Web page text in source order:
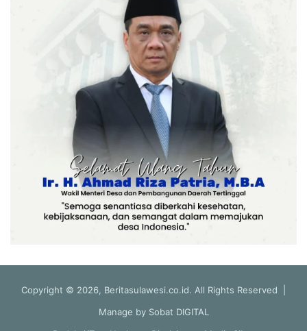
Copyright © 2026, Beritasulawesi.co.id. All Rights Reserved |
Manage by Sobat DIGITAL